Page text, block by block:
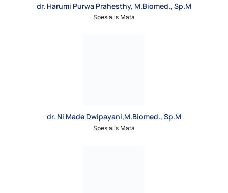
dr. Harumi Purwa Prahesthy, M.Biomed., Sp.M
Spesialis Mata
dr. Ni Made Dwipayani,M.Biomed., Sp.M
Spesialis Mata